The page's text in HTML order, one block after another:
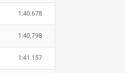
1:40.678
1:40.798
1:41.157